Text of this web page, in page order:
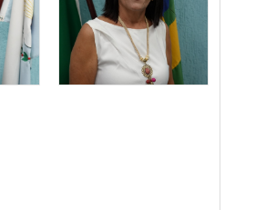
vereador